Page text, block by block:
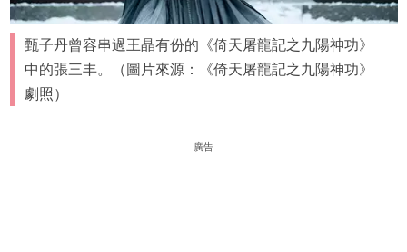
甄子丹曾容串過王晶有份的《倚天屠龍記之九陽神功》
中的張三丰。（圖片來源：《倚天屠龍記之九陽神功》
劇照）
廣告